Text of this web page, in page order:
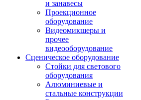
и занавесы
Проекционное
оборудование
Видеомикшеры и
прочее
видеооборудование
Сценическое оборудование
Стойки для светового
оборудования
Алюминиевые и
стальные конструкции